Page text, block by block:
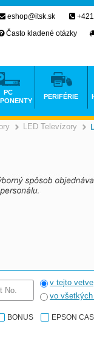
>
LED Televízory
v tejto vetve
vo
BONUS EPSON
eshop@itsk.sk
Často kladené otázky
PC
PERIFÉRIE